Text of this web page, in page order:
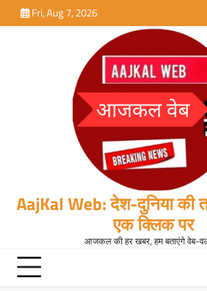
to
Fri, Aug 7, 2026
AajKal Web: देश-दुनिया की
एक क्लिक पर
आजकल की हर खबर, हम बताएंगे वेब-